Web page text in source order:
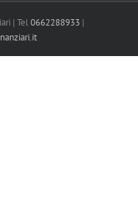
| Tel0662288933 |